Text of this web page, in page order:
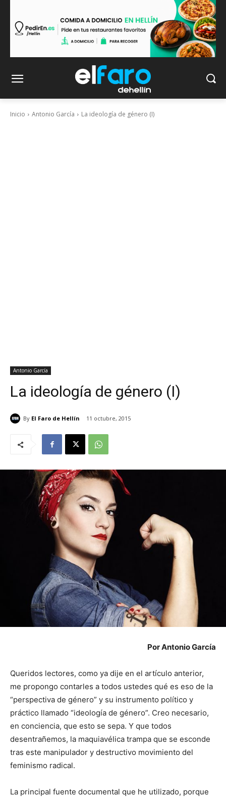
Inicio Antonio García La ideología de género (I)
Antonio García
La ideología de género (I)
By El Faro de Hellín 11 octubre, 2015
Por Antonio García
Queridos lectores, como ya dije en el artículo anterior,
me propongo contarles a todos ustedes qué es eso de la
“perspectiva de género” y su instrumento político y
práctico llamado “ideología de género”. Creo necesario,
en conciencia, que esto se sepa. Y que todos
desentrañemos, la maquiavélica trampa que se esconde
tras este manipulador y destructivo movimiento del
feminismo radical.
La principal fuente documental que he utilizado, porque